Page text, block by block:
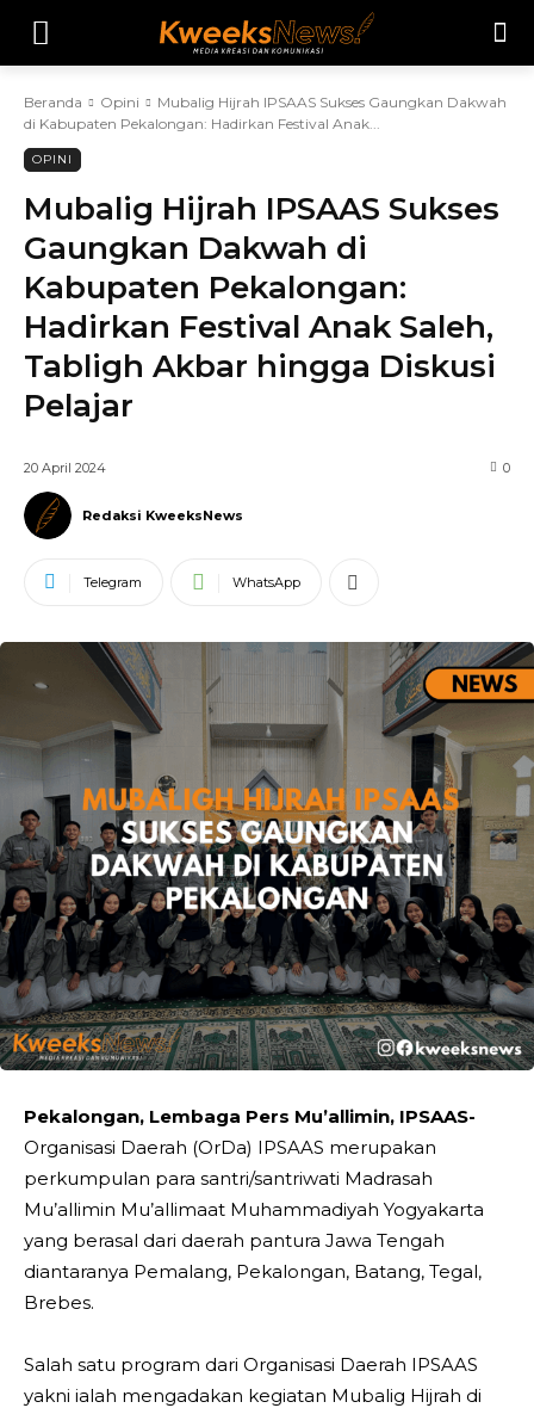
Beranda Opini
Mubalig Hijrah IPSAAS Sukses Gaungkan Dakwah
di Kabupaten Pekalongan: Hadirkan Festival Anak...
OPINI
Mubalig Hijrah IPSAAS Sukses
Gaungkan Dakwah di
Kabupaten Pekalongan:
Hadirkan Festival Anak Saleh,
Tabligh Akbar hingga Diskusi
Pelajar
0
20 April 2024
Redaksi KweeksNews
Telegram WhatsApp
Pekalongan, Lembaga Pers Mu’allimin, IPSAAS-
Organisasi Daerah (OrDa) IPSAAS merupakan
perkumpulan para santri/santriwati Madrasah
Mu’allimin Mu’allimaat Muhammadiyah Yogyakarta
yang berasal dari daerah pantura Jawa Tengah
diantaranya Pemalang, Pekalongan, Batang, Tegal,
Brebes.
Salah satu program dari Organisasi Daerah IPSAAS
yakni ialah mengadakan kegiatan Mubalig Hijrah di